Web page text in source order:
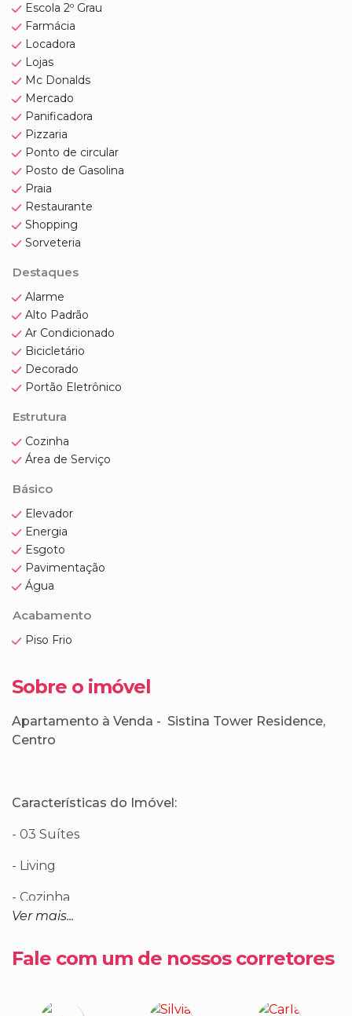
Escola 2º Grau
Farmácia
Locadora
Lojas
Mc Donalds
Mercado
Panificadora
Pizzaria
Ponto de circular
Posto de Gasolina
Praia
Restaurante
Shopping
Sorveteria
Destaques
Alarme
Alto Padrão
Ar Condicionado
Bicicletário
Decorado
Portão Eletrônico
Estrutura
Cozinha
Área de Serviço
Básico
Elevador
Energia
Esgoto
Pavimentação
Água
Acabamento
Piso Frio
Sobre o imóvel
Apartamento à Venda - Sistina Tower Residence,
Centro
Características do Imóvel:
- 03 Suítes
- Living
- Cozinha
- Acabamento em gesso
Ver mais...
Fale com um de nossos corretores